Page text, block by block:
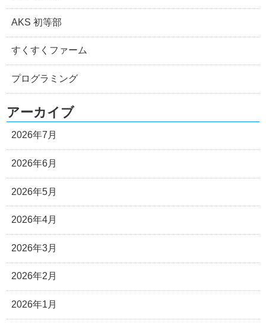
AKS 初等部
すくすくファーム
プログラミング
アーカイブ
2026年7月
2026年6月
2026年5月
2026年4月
2026年3月
2026年2月
2026年1月